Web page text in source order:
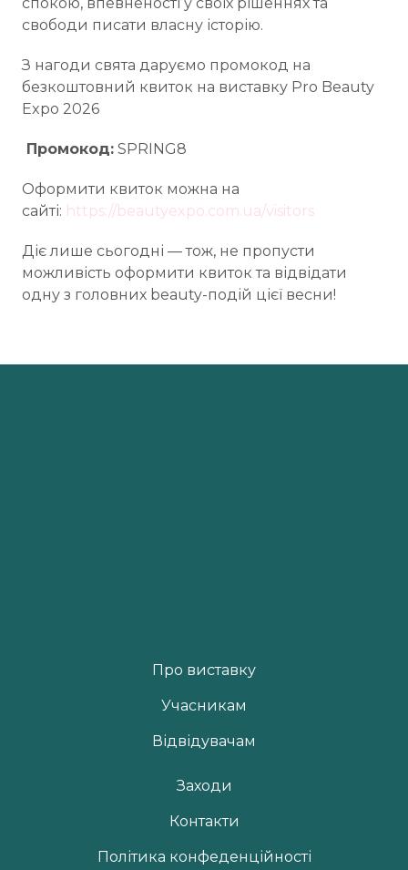
свободи писати власну історію.
З нагоди свята даруємо промокод на
безкоштовний квиток на виставку Pro Beauty
Expo 2026
Промокод: SPRING8
Оформити квиток можна на
сайті: https://beautyexpo.com.ua/visitors
Діє лише сьогодні — тож, не пропусти
можливість оформити квиток та відвідати
одну з головних beauty-подій цієї весни!
Про виставку
Учасникам
Відвідувачам
Заходи
Контакти
Політика конфеденційності